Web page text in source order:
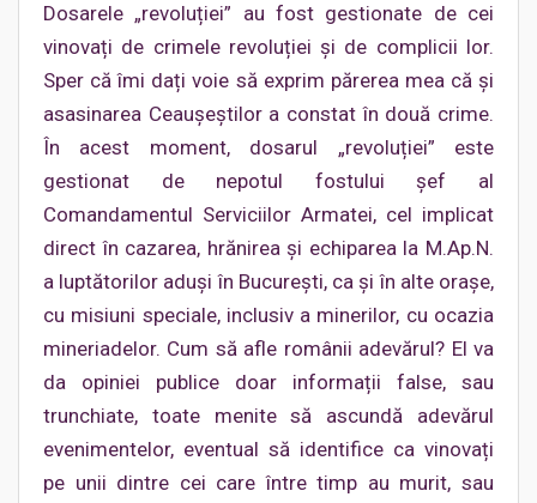
Dosarele „revoluției” au fost gestionate de cei
vinovați de crimele revoluției și de complicii lor.
Sper că îmi dați voie să exprim părerea mea că și
asasinarea Ceaușeștilor a constat în două crime.
În acest moment, dosarul „revoluției” este
gestionat de nepotul fostului șef al
Comandamentul Serviciilor Armatei, cel implicat
direct în cazarea, hrănirea și echiparea la M.Ap.N.
a luptătorilor aduși în București, ca și în alte orașe,
cu misiuni speciale, inclusiv a minerilor, cu ocazia
mineriadelor. Cum să afle românii adevărul? El va
da opiniei publice doar informații false, sau
trunchiate, toate menite să ascundă adevărul
evenimentelor, eventual să identifice ca vinovați
pe unii dintre cei care între timp au murit, sau